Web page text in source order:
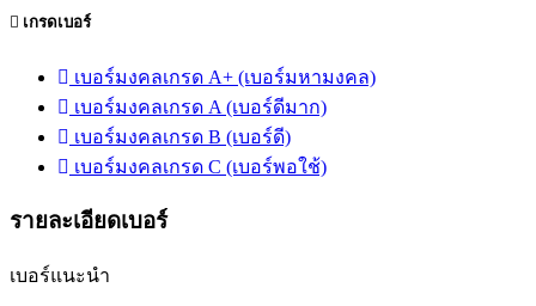
เกรดเบอร์
เบอร์มงคลเกรด A+ (เบอร์มหามงคล)
เบอร์มงคลเกรด A (เบอร์ดีมาก)
เบอร์มงคลเกรด B (เบอร์ดี)
เบอร์มงคลเกรด C (เบอร์พอใช้)
รายละเอียดเบอร์
เบอร์แนะนำ